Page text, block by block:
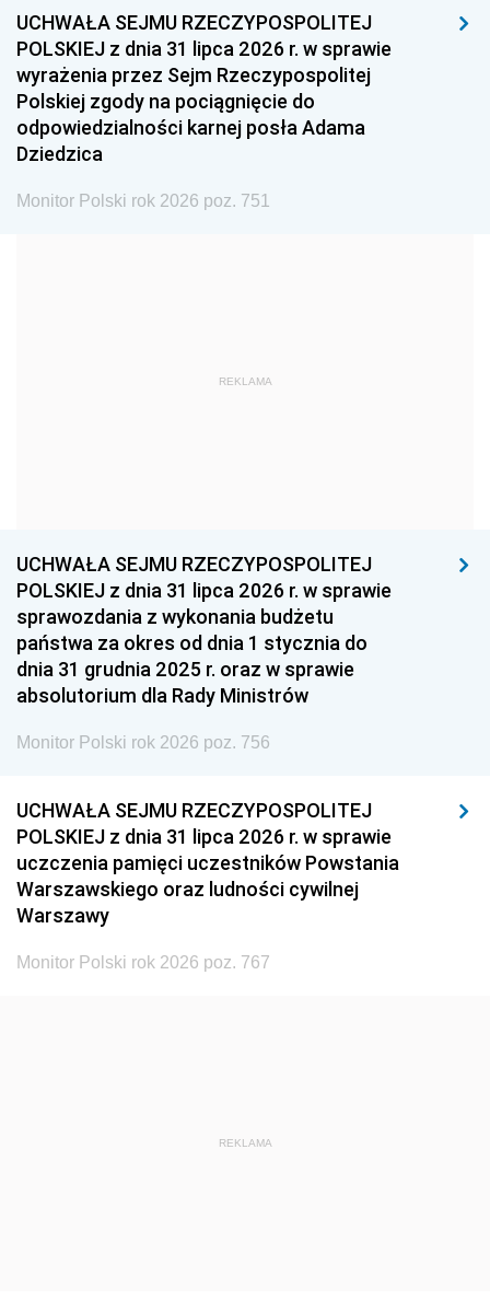
1996 1995 1994
1993 1992 1991
1990 1989
1987 1986 1985
1968
1954 1953 1952
1951 1950
1948 1947 1946
1939 1938
UCHWAŁA SEJMU RZECZYPOSPOLITEJ
POLSKIEJ z dnia 31 lipca 2026 r. w sprawie
wyrażenia przez Sejm Rzeczypospolitej
Polskiej zgody na pociągnięcie do
odpowiedzialności karnej posła Adama
Dziedzica
Monitor Polski rok 2026 poz. 751
REKLAMA
UCHWAŁA SEJMU RZECZYPOSPOLITEJ
POLSKIEJ z dnia 31 lipca 2026 r. w sprawie
sprawozdania z wykonania budżetu
państwa za okres od dnia 1 stycznia do
dnia 31 grudnia 2025 r. oraz w sprawie
absolutorium dla Rady Ministrów
Monitor Polski rok 2026 poz. 756
UCHWAŁA SEJMU RZECZYPOSPOLITEJ
POLSKIEJ z dnia 31 lipca 2026 r. w sprawie
uczczenia pamięci uczestników Powstania
Warszawskiego oraz ludności cywilnej
Warszawy
Monitor Polski rok 2026 poz. 767
REKLAMA